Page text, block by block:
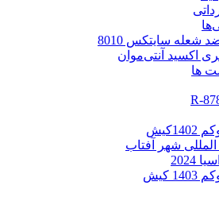
شعله سایتکس 8010
اکسید آنتی‌موان
ها
R-
المللی شهر آفتاب
کیش